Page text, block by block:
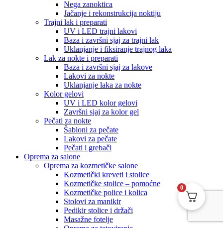
Nega zanoktica
Jačanje i rekonstrukcija noktiju
Trajni lak i preparati
UV i LED trajni lakovi
Baza i završni sjaj za trajni lak
Uklanjanje i fiksiranje trajnog laka
Lak za nokte i preparati
Baza i završni sjaj za lakove
Lakovi za nokte
Uklanjanje laka za nokte
Kolor gelovi
UV i LED kolor gelovi
Završni sjaj za kolor gel
Pečati za nokte
Šabloni za pečate
Lakovi za pečate
Pečati i grebači
Oprema za salone
Oprema za kozmetičke salone
Kozmetički kreveti i stolice
Kozmetičke stolice – pomoćne
Kozmetičke police i kolica
Stolovi za manikir
Pedikir stolice i držači
Masažne fotelje
0